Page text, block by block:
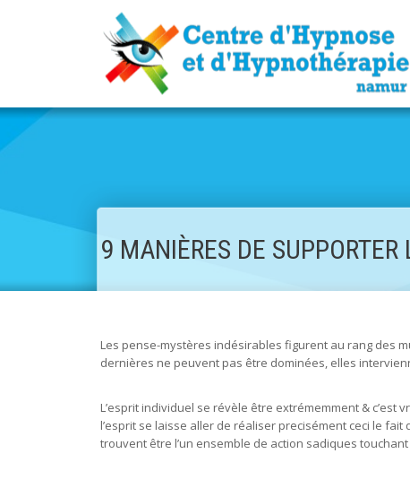
9 MANIÈRES DE SUPPORTER
Les pense-mystères indésirables figurent au rang des
dernières ne peuvent pas être dominées, elles
L’esprit individuel se révèle être extrémemment & c’est
l’esprit se laisse aller de réaliser precisément ceci le
trouvent être l’un ensemble de action sadiques touchant